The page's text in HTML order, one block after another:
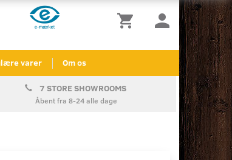
varer Om os
7 STORE SHOWROOMS
Åbent fra 8-24 alle dage